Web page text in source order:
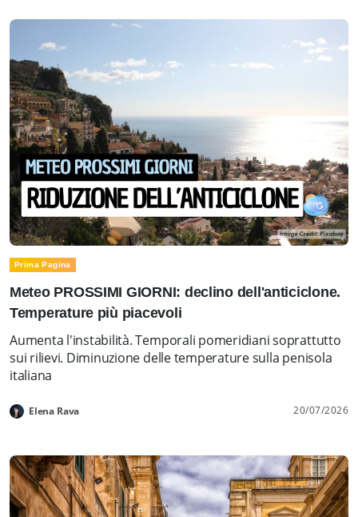
Prima Pagina
Meteo PROSSIMI GIORNI: declino dell'anticiclone.
Temperature più piacevoli
Aumenta l'instabilità. Temporali pomeridiani soprattutto
sui rilievi. Diminuzione delle temperature sulla penisola
italiana
Elena Rava 20/07/2026